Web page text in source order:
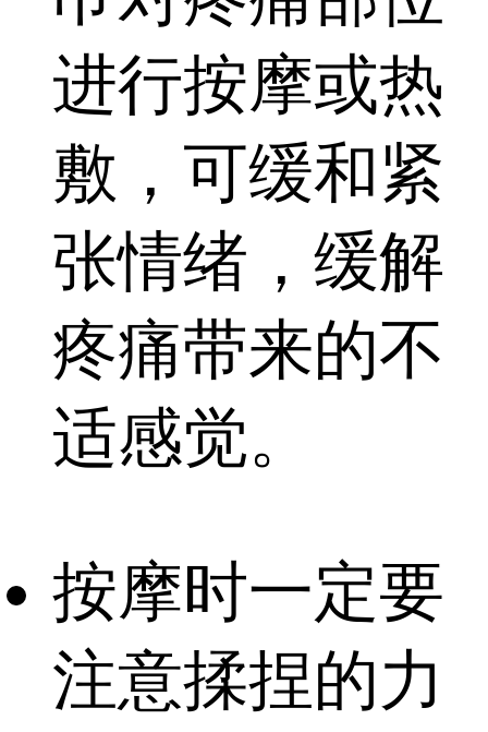
进行按摩或热
敷，可缓和紧
张情绪，缓解
疼痛带来的不
适感觉。
按摩时一定要
注意揉捏的力